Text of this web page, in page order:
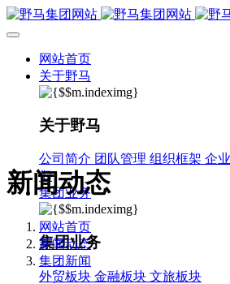
网站首页
关于野马
关于野马
公司简介 团队管理 组织框架 企
们
集团业务
集团业务
外贸板块 金融板块 文旅板块
新闻动态
网站首页
新闻动态
集团新闻